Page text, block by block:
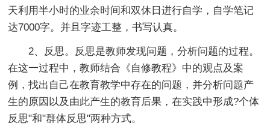
天利用半小时的业余时间和双休日进行自学，自学笔记
达7000字。并且字迹工整，书写认真。
2、反思。反思是教师发现问题，分析问题的过程。
在这一过程中，教师结合《自修教程》中的观点及案
例，找出自己在教育教学中存在的问题，并分析问题产
生的原因以及由此产生的教育后果，在实践中形成?个体
反思"和"群体反思"两种方式。